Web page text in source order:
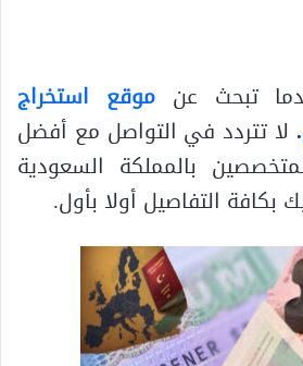
تبحث عنموقع استخراج
. لا تتردد في التواصل مع أفضل
بالمملكة السعودية
التفاصيل أولا بأول.